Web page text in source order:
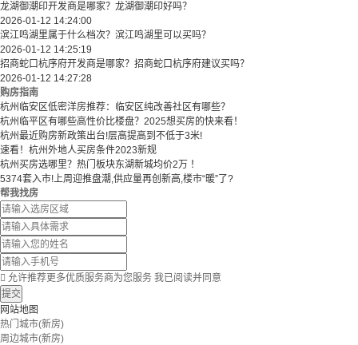
龙湖御潮印开发商是哪家？龙湖御潮印好吗？
2026-01-12 14:24:00
滨江鸣湖里属于什么档次？滨江鸣湖里可以买吗？
2026-01-12 14:25:19
招商蛇口杭序府开发商是哪家？招商蛇口杭序府建议买吗？
2026-01-12 14:27:28
购房指南
杭州临安区低密洋房推荐：临安区纯改善社区有哪些？
​​杭州临平区有哪些高性价比楼盘？2025想买房的快来看！​
杭州最近购房新政策出台!层高提高到不低于3米!
速看！杭州外地人买房条件2023新规
杭州买房选哪里？热门板块东湖新城均价2万 ！
5374套入市!上周迎推盘潮,供应量再创新高,楼市“暖”了?
帮我找房
 允许推荐更多优质服务商为您服务 我已阅读并同意
提交
网站地图
热门城市(新房)
周边城市(新房)